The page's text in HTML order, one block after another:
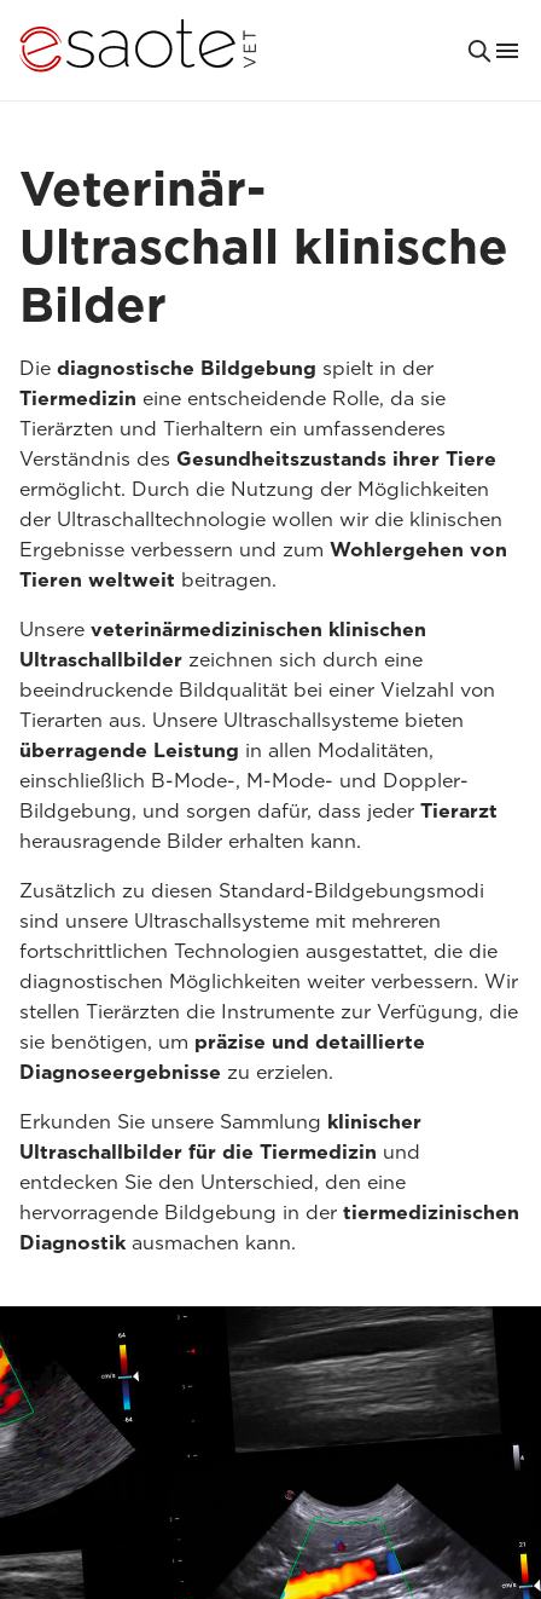
Veterinär-
Ultraschall klinische
Bilder
Die diagnostische Bildgebung spielt in der
Tiermedizin eine entscheidende Rolle, da sie
Tierärzten und Tierhaltern ein umfassenderes
Verständnis des Gesundheitszustands ihrer Tiere
ermöglicht. Durch die Nutzung der Möglichkeiten
der Ultraschalltechnologie wollen wir die klinischen
Ergebnisse verbessern und zum Wohlergehen von
Tieren weltweit beitragen.
Unsere veterinärmedizinischen klinischen
Ultraschallbilder zeichnen sich durch eine
beeindruckende Bildqualität bei einer Vielzahl von
Tierarten aus. Unsere Ultraschallsysteme bieten
überragende Leistung in allen Modalitäten,
einschließlich B-Mode-, M-Mode- und Doppler-
Bildgebung, und sorgen dafür, dass jeder Tierarzt
herausragende Bilder erhalten kann.
Zusätzlich zu diesen Standard-Bildgebungsmodi
sind unsere Ultraschallsysteme mit mehreren
fortschrittlichen Technologien ausgestattet, die die
diagnostischen Möglichkeiten weiter verbessern. Wir
stellen Tierärzten die Instrumente zur Verfügung, die
sie benötigen, um präzise und detaillierte
Diagnoseergebnisse zu erzielen.
Erkunden Sie unsere Sammlung klinischer
Ultraschallbilder für die Tiermedizin und
entdecken Sie den Unterschied, den eine
hervorragende Bildgebung in der tiermedizinischen
Diagnostikausmachen kann.